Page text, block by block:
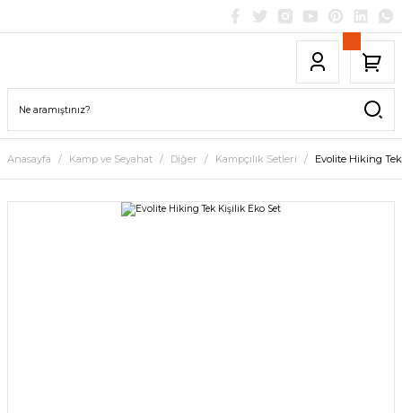
Anasayfa Kamp ve Seyahat Diğer Kampçılık Setleri Evolite Hiking